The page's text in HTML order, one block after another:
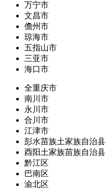
万宁市
文昌市
儋州市
琼海市
五指山市
三亚市
海口市
全重庆市
南川市
永川市
合川市
江津市
彭水苗族土家族自治县
酉阳土家族苗族自治县
黔江区
巴南区
渝北区